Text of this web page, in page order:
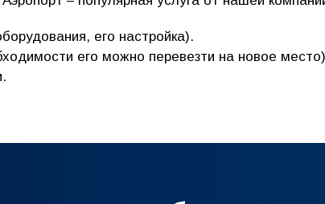
его настройка).
его можно перевезти на новое